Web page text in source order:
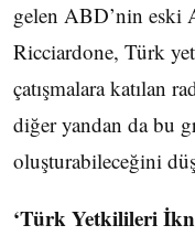
gelen ABD’nin eski
Ricciardone, Türk
çatışmalara katılan
diğer yandan da bu
oluşturabileceğini
‘Türk Yetkilileri